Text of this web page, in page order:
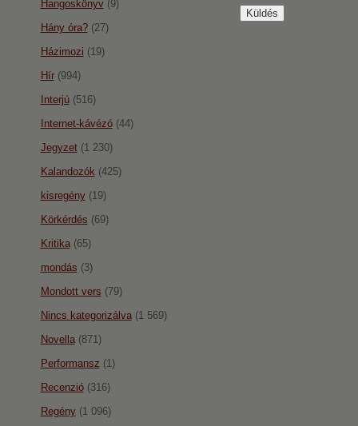
Hangoskönyv(9)
Hány óra?(27)
Házimozi (19)
Hír(994)
Interjú(516)
Internet-kávézó(44)
Jegyzet(1 230)
Kalandozók (425)
kisregény(19)
Körkérdés (69)
Kritika(65)
mondás (3)
Mondott vers (79)
Nincs kategorizálva(1 569)
Novella(871)
Performansz (1)
Recenzió(316)
Regény(1 096)